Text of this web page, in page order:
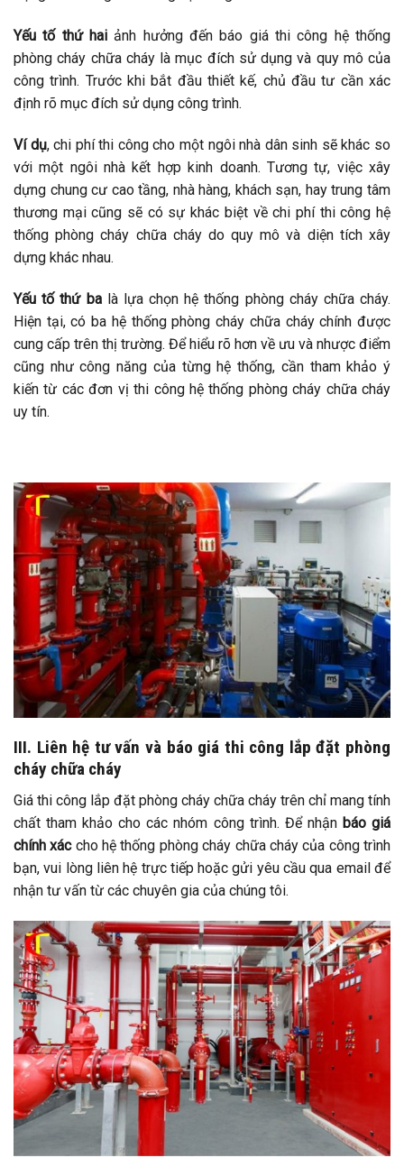
Yếu tố thứ haiảnh hưởng đến báo giá thi công hệ thống
phòng cháy chữa cháy là mục đích sử dụng và quy mô của
công trình. Trước khi bắt đầu thiết kế, chủ đầu tư cần xác
định rõ mục đích sử dụng công trình.
Ví dụ, chi phí thi công cho một ngôi nhà dân sinh sẽ khác so
với một ngôi nhà kết hợp kinh doanh. Tương tự, việc xây
dựng chung cư cao tầng, nhà hàng, khách sạn, hay trung tâm
thương mại cũng sẽ có sự khác biệt về chi phí thi công hệ
thống phòng cháy chữa cháy do quy mô và diện tích xây
dựng khác nhau.
Yếu tố thứ balà lựa chọn hệ thống phòng cháy chữa cháy.
Hiện tại, có ba hệ thống phòng cháy chữa cháy chính được
cung cấp trên thị trường. Để hiểu rõ hơn về ưu và nhược điểm
cũng như công năng của từng hệ thống, cần tham khảo ý
kiến từ các đơn vị thi công hệ thống phòng cháy chữa cháy
uy tín.
III. Liên hệ tư vấn và báo giá thi công lắp đặt phòng
cháy chữa cháy
Giá thi công lắp đặt phòng cháy chữa cháy trên chỉ mang tính
chất tham khảo cho các nhóm công trình. Để nhận báo giá
chính xáccho hệ thống phòng cháy chữa cháy của công trình
bạn, vui lòng liên hệ trực tiếp hoặc gửi yêu cầu qua email để
nhận tư vấn từ các chuyên gia của chúng tôi.